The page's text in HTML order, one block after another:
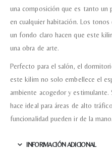
una composición que es tanto un
en cualquier habitación. Los
un fondo claro hacen que este
una obra de arte.
Perfecto para el salón, el
este kilim no solo embellece el
ambiente acogedor y
hace ideal para áreas de alto
funcionalidad pueden ir de la mano.
INFORMACIÓN ADICIONAL